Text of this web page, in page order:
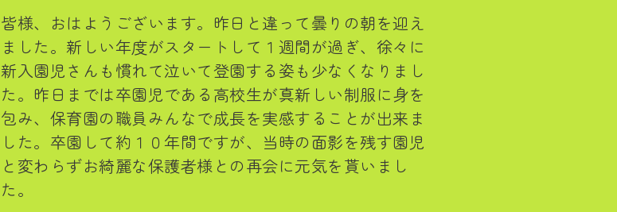
皆様、おはようございます。昨日と違って曇りの朝を迎え
ました。新しい年度がスタートして１週間が過ぎ、徐々に
新入園児さんも慣れて泣いて登園する姿も少なくなりまし
た。昨日までは卒園児である高校生が真新しい制服に身を
包み、保育園の職員みんなで成長を実感することが出来ま
した。卒園して約１０年間ですが、当時の面影を残す園児
と変わらずお綺麗な保護者様との再会に元気を貰いまし
た。